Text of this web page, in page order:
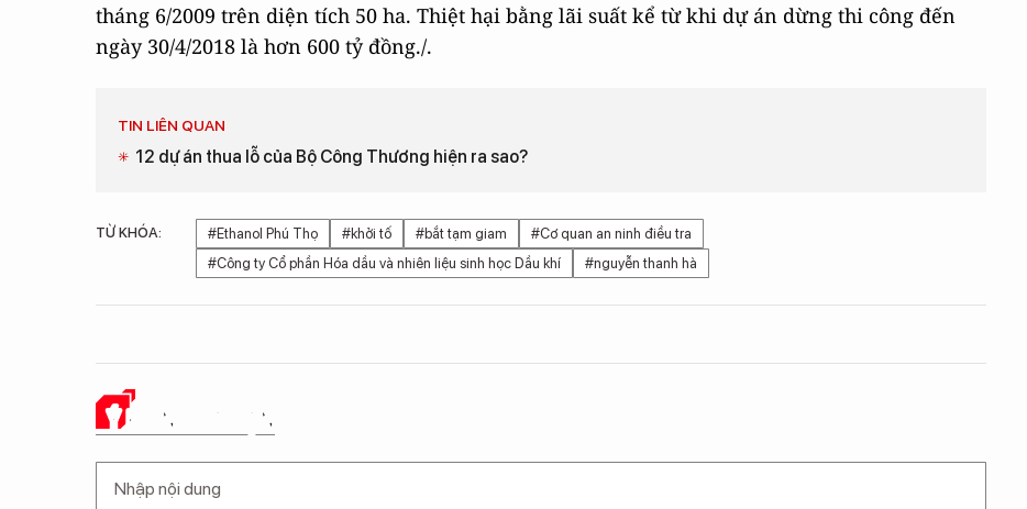
tháng 6/2009 trên diện tích 50 ha. Thiệt hại bằng lãi suất kể từ khi dự án dừng thi công đến
ngày 30/4/2018 là hơn 600 tỷ đồng./.
TIN LIÊN QUAN
12 dự án thua lỗ của Bộ Công Thương hiện ra sao?
TỪ KHÓA: #Ethanol Phú Thọ #khởi tố #bắt tạm giam
#Cơ quan an ninh điều tra
#Công ty Cổ phần Hóa dầu và nhiên liệu sinh học Dầu khí
#nguyễn thanh hà
Ý KIẾN CỦA BẠN